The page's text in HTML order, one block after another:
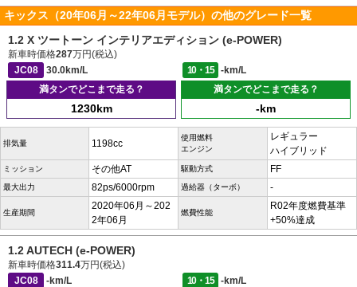
キックス（20年06月～22年06月モデル）の他のグレード一覧
1.2 X ツートーン インテリアエディション (e-POWER)
新車時価格287万円(税込)
JC08
30.0km/L 10・15
-km/L
満タンでどこまで走る？
1230km
満タンでどこまで走る？
-km
排気量 1198cc
使用燃料
エンジン
レギュラー
ハイブリッド
ミッション その他AT 駆動方式 FF
最大出力 82ps/6000rpm 過給器（ターボ） -
生産期間
2020年06月～202
2年06月
燃費性能
R02年度燃費基準
+50%達成
1.2 AUTECH (e-POWER)
新車時価格311.4万円(税込)
JC08
-km/L 10・15
-km/L